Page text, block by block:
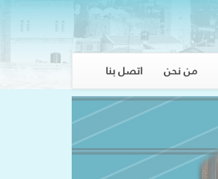
من نحن اتصل بنا